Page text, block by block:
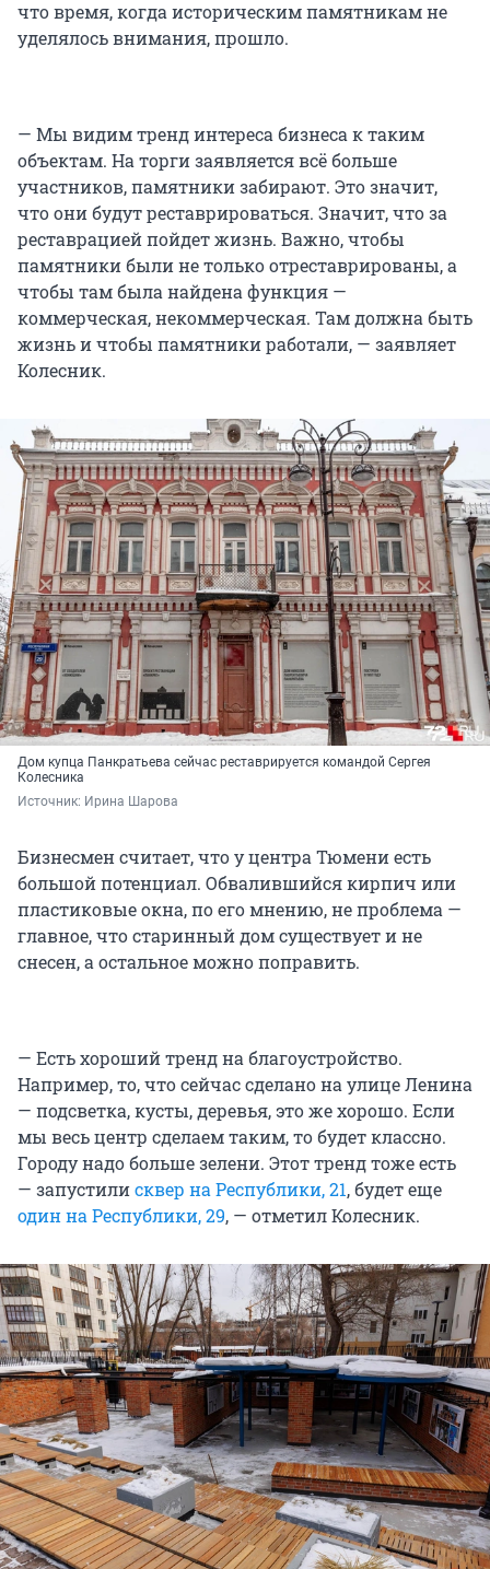
что время, когда историческим памятникам не
уделялось внимания, прошло.
— Мы видим тренд интереса бизнеса к таким
объектам. На торги заявляется всё больше
участников, памятники забирают. Это значит,
что они будут реставрироваться. Значит, что за
реставрацией пойдет жизнь. Важно, чтобы
памятники были не только отреставрированы, а
чтобы там была найдена функция —
коммерческая, некоммерческая. Там должна быть
жизнь и чтобы памятники работали, — заявляет
Колесник.
Дом купца Панкратьева сейчас реставрируется командой Сергея
Колесника
Источник: Ирина Шарова
Бизнесмен считает, что у центра Тюмени есть
большой потенциал. Обвалившийся кирпич или
пластиковые окна, по его мнению, не проблема —
главное, что старинный дом существует и не
снесен, а остальное можно поправить.
— Есть хороший тренд на благоустройство.
Например, то, что сейчас сделано на улице Ленина
— подсветка, кусты, деревья, это же хорошо. Если
мы весь центр сделаем таким, то будет классно.
Городу надо больше зелени. Этот тренд тоже есть
— запустилисквер на Республики, 21, будет еще
один на Республики, 29, — отметил Колесник.